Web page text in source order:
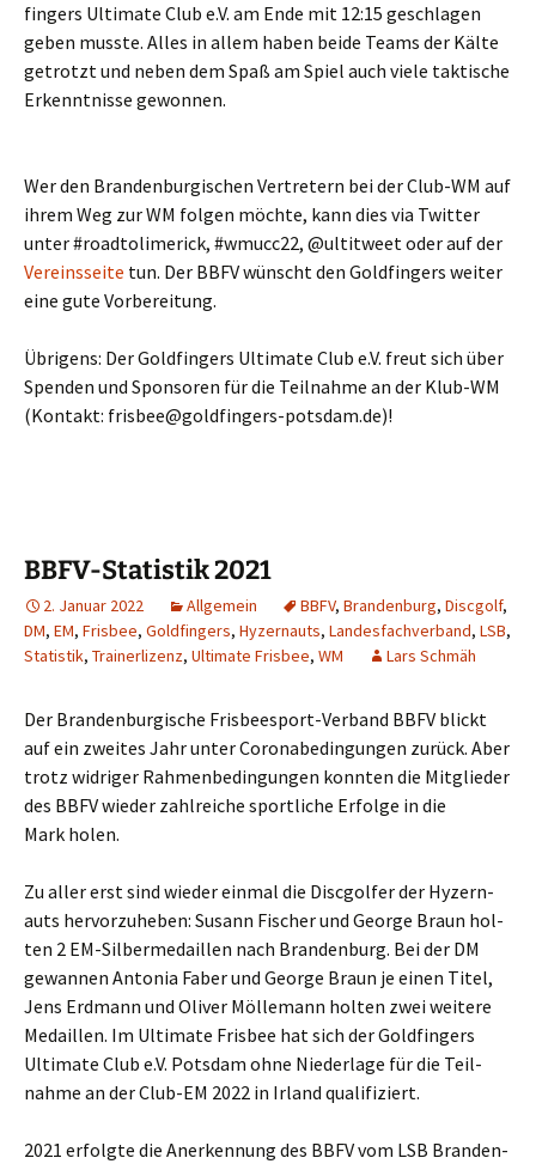
fin­gers Ulti­ma­te Club e.V. am Ende mit 12:15 geschla­gen
geben muss­te. Alles in allem haben bei­de Teams der Käl­te
getrotzt und neben dem Spaß am Spiel auch vie­le tak­ti­sche
Erkennt­nis­se gewonnen.
Wer den Bran­den­bur­gi­schen Ver­tre­tern bei der Club-WM auf
ihrem Weg zur WM fol­gen möch­te, kann dies via Twit­ter
unter #road­t­oli­me­rick, #wmucc22, @ultitweet oder auf der
Ver­eins­sei­te tun. Der BBFV wünscht den Gold­fin­gers wei­ter
eine gute Vorbereitung.
Übri­gens: Der Gold­fin­gers Ulti­ma­te Club e.V. freut sich über
Spen­den und Spon­so­ren für die Teil­nah­me an der Klub-WM
(Kon­takt: frisbee@goldfingers-potsdam.de)!
BBFV-Statistik 2021
2. Januar 2022 Allgemein BBFV, Brandenburg, Discgolf,
DM, EM, Frisbee, Goldfingers, Hyzernauts, Landesfachverband, LSB,
Statistik, Trainerlizenz, Ultimate Frisbee, WM Lars Schmäh
Der Bran­den­bur­gi­sche Fris­bee­s­port-Ver­band BBFV blickt
auf ein zwei­tes Jahr unter Coro­nabe­din­gun­gen zurück. Aber
trotz wid­ri­ger Rah­men­be­din­gun­gen konn­ten die Mit­glie­der
des BBFV wie­der zahl­rei­che sport­li­che Erfol­ge in die
Mark holen.
Zu aller erst sind wie­der ein­mal die Disc­gol­fer der Hyzer­n­
auts her­vor­zu­he­ben: Susann Fischer und Geor­ge Braun hol­
ten 2 EM-Sil­ber­me­dail­len nach Bran­den­burg. Bei der DM
gewan­nen Anto­nia Faber und Geor­ge Braun je einen Titel,
Jens Erd­mann und Oli­ver Möl­le­mann hol­ten zwei wei­te­re
Medail­len. Im Ulti­ma­te Fris­bee hat sich der Gold­fin­gers
Ulti­ma­te Club e.V. Pots­dam ohne Nie­der­la­ge für die Teil­
nah­me an der Club-EM 2022 in Irland qualifiziert.
2021 erfolg­te die Aner­ken­nung des BBFV vom LSB Bran­den­